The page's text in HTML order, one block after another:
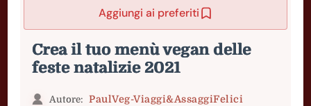
Aggiungi ai preferiti
Crea il tuo menù vegan delle
feste natalizie 2021
Autore: PaulVeg-Viaggi&AssaggiFelici